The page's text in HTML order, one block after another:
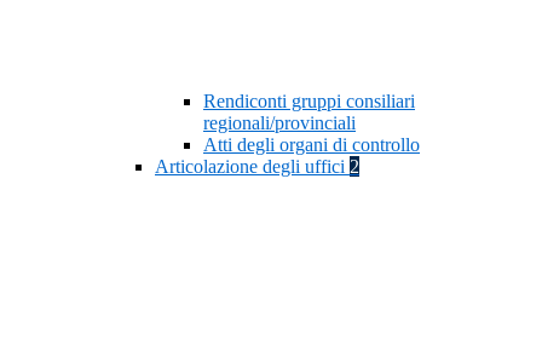
Rendiconti gruppi consiliari
regionali/provinciali
Atti degli organi di controllo
Articolazione degli uffici 2